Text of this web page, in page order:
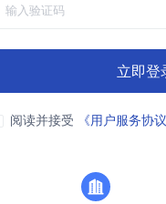
立即登
阅读并接受 《用户服务协议